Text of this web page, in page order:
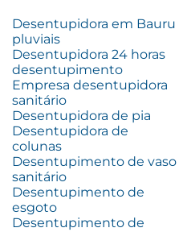
Desentupidora em Bauru
pluviais
Desentupidora 24 horas
desentupimento
Empresa desentupidora
sanitário
Desentupidora de pia
Desentupidora de
colunas
Desentupimento de vaso
sanitário
Desentupimento de
esgoto
Desentupimento de